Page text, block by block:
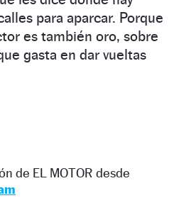
para aparcar. Porque
es también oro, sobre
gasta en dar vueltas
de EL MOTOR desde